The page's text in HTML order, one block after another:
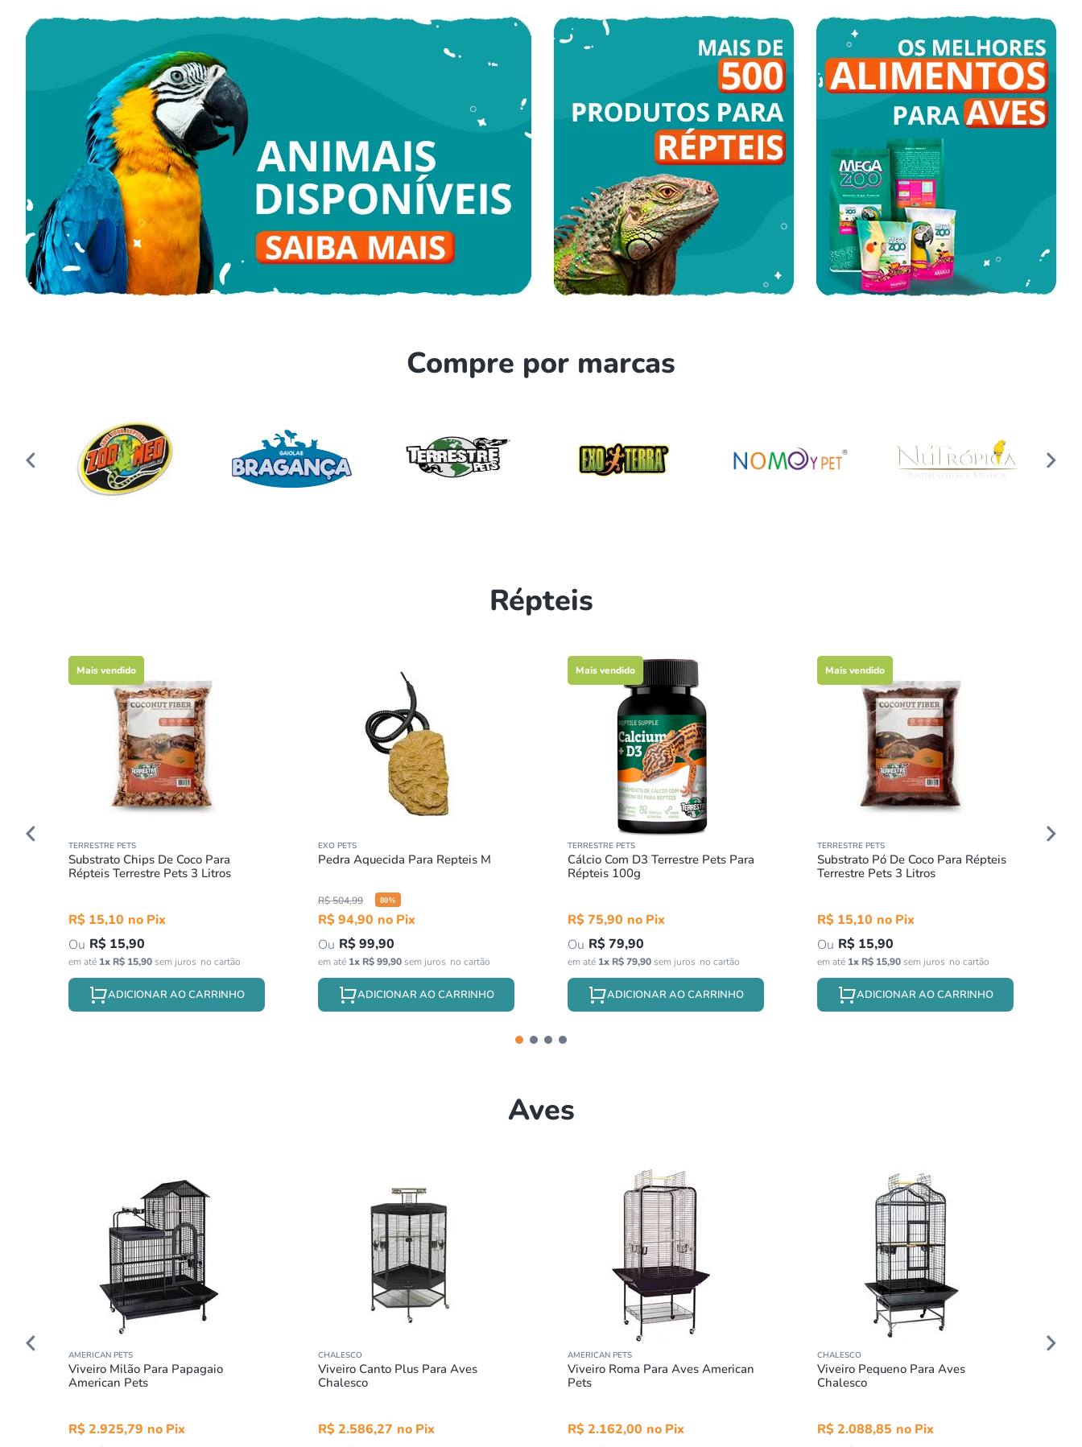
Compre por marcas
Répteis
Mais vendido
TERRESTRE PETS
Substrato Chips De Coco Para
Répteis Terrestre Pets 3 Litros
R$ 15,10
R$ 15,90
em até 1x R$ 15,90sem juros
ADICIONAR AO CARRINHO
EXO PETS
Pedra Aquecida Para Repteis M
R$504,99 80%
R$94,90
R$99,90
em até 1x R$99,90sem juros
ADICIONAR AO CARRINHO
Mais vendido
TERRESTRE PETS
Cálcio Com D3 Terrestre Pets Para
Répteis 100g
R$75,90
R$79,90
em até 1x R$79,90sem juros
ADICIONAR AO CARRINHO
Mais vendido
TERRESTRE PETS
Substrato Pó De Coco Para Répteis
Terrestre Pets 3 Litros
R$ 15,10
R$ 15,90
em até 1x R$ 15,90sem juros
ADICIONAR AO CARRINHO
Aves
AMERICAN PETS
Viveiro Milão Para Papagaio
American Pets
R$2.925,79
CHALESCO
Viveiro Canto Plus Para Aves
Chalesco
R$2.586,27
AMERICAN PETS
Viveiro Roma Para Aves American
Pets
R$2.162,00
CHALESCO
Viveiro Pequeno Para Aves
Chalesco
R$2.088,85